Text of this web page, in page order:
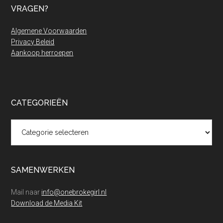
VRAGEN?
Algemene Voorwaarden
Privacy Beleid
Aankoop herroepen
CATEGORIEËN
SAMENWERKEN
Mail naar info@onebrokegirl.nl
Download de Media Kit